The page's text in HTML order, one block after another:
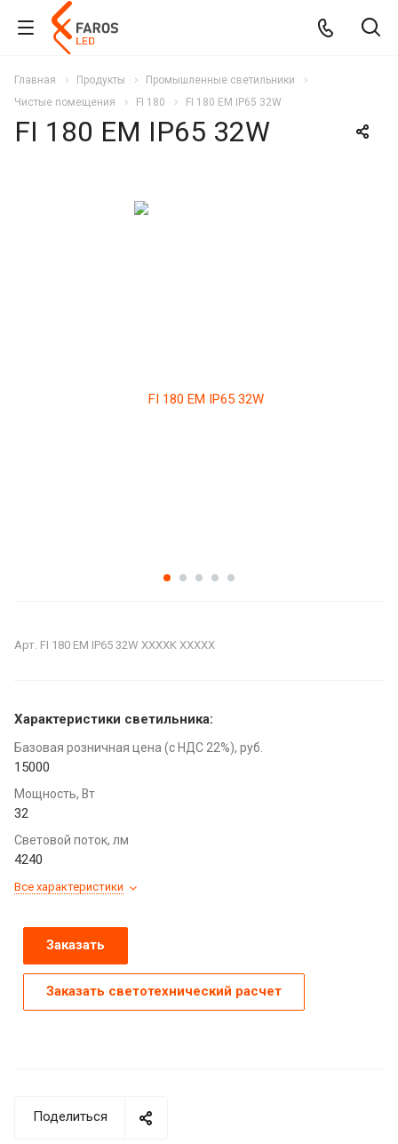
Главная Продукты
Промышленные светильники
Чистые помещения
FI 180 FI 180 EM IP65 32W
FI 180 EM IP65 32W
Арт. FI 180 EM IP65 32W XXXXK XXXXX
Характеристики светильника:
Базовая розничная цена (с НДС 22%), руб.
15000
Мощность, Вт
32
Световой поток, лм
4240
Все характеристики
Заказать
Заказать светотехнический расчет
Поделиться